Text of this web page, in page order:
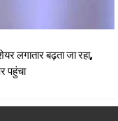
लगातार बढ़ता जा रहा,
पहुंचा